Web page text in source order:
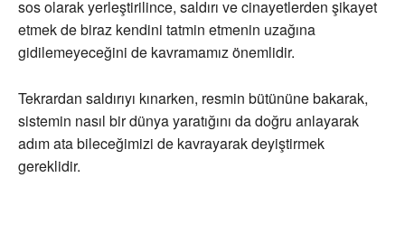
sos olarak yerleştirilince, saldırı ve cinayetlerden şikayet
etmek de biraz kendini tatmin etmenin uzağına
gidilemeyeceğini de kavramamız önemlidir.
Tekrardan saldırıyı kınarken, resmin bütününe bakarak,
sistemin nasıl bir dünya yaratığını da doğru anlayarak
adım ata bileceğimizi de kavrayarak deyiştirmek
gereklidir.